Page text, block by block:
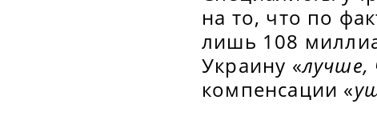
на то, что по
лишь 108
Украину «лучше,
компенсации «